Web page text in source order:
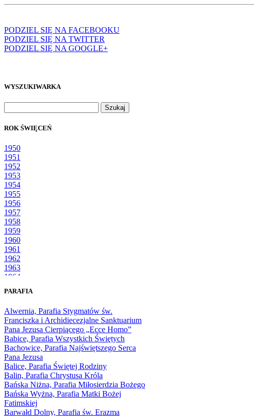
PODZIEL SIĘ NA FACEBOOKU
PODZIEL SIĘ NA TWITTER
PODZIEL SIĘ NA GOOGLE+
WYSZUKIWARKA
ROK ŚWIĘCEŃ
1950
1951
1952
1953
1954
1955
1956
1957
1958
1959
1960
1961
1962
1963
1964
1966
1968
1969
1970
1971
1972
1973
1974
1975
1976
1977
1978
PARAFIA
Alwernia, Parafia Stygmatów św.
Franciszka i Archidiecezjalne Sanktuarium
Pana Jezusa Cierpiącego „Ecce Homo”
Babice, Parafia Wszystkich Świętych
Bachowice, Parafia Najświętszego Serca
Pana Jezusa
Balice, Parafia Świętej Rodziny
Balin, Parafia Chrystusa Króla
Bańska Niżna, Parafia Miłosierdzia Bożego
Bańska Wyżna, Parafia Matki Bożej
Fatimskiej
Barwałd Dolny, Parafia św. Erazma